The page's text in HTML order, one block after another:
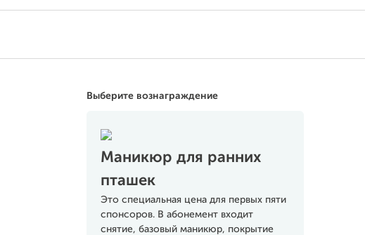
Выберите вознаграждение
Маникюр для ранних
пташек
Это специальная цена для первых пяти
спонсоров. В абонемент входит
снятие, базовый маникюр, покрытие